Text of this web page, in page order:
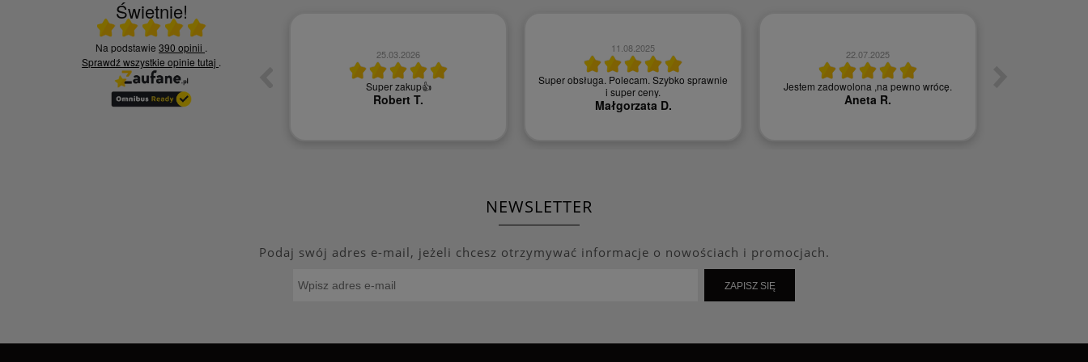
Świetnie!
Ocena średnia 5 na 5
Na podstawie 390 opinii .
Sprawdź wszystkie opinie tutaj .
10.06.2026
Czy jesteś zadowolony z jakości naszych
usług? - Zadowolona tak polecę
Kamila S.
25.03.2026
Super zakup👍
Robert T.
11.08.2025
Super obsługa. Polecam. Szybko sprawnie
i super ceny.
Małgorzata D.
22.07.2025
Jestem zadowolona ,na pewno wrócę.
Aneta R.
NEWSLETTER
Podaj swój adres e-mail, jeżeli chcesz otrzymywać informacje o nowościach i promocjach.
ZAPISZ SIĘ